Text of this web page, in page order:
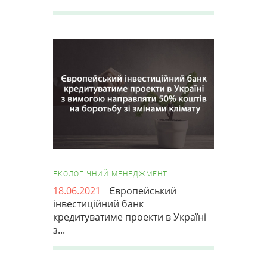
ЕКОЛОГІЧНИЙ МЕНЕДЖМЕНТ
18.06.2021
Європейський
інвестиційний банк
кредитуватиме проекти в Україні
з...